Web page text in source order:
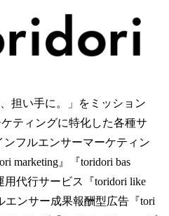
担い手に。」をミッション
ティングに特化した各種サ
ンフルエンサーマーケティン
marketing』『toridori bas
用代行サービス『toridori like
エンサー成果報酬型広告『tori